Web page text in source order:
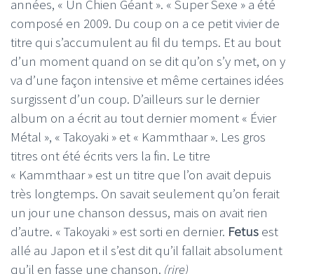
années, « Un Chien Géant ». « Super Sexe » a été
composé en 2009. Du coup on a ce petit vivier de
titre qui s’accumulent au fil du temps. Et au bout
d’un moment quand on se dit qu’on s’y met, on y
va d’une façon intensive et même certaines idées
surgissent d’un coup. D’ailleurs sur le dernier
album on a écrit au tout dernier moment « Évier
Métal », « Takoyaki » et « Kammthaar ». Les gros
titres ont été écrits vers la fin. Le titre
« Kammthaar » est un titre que l’on avait depuis
très longtemps. On savait seulement qu’on ferait
un jour une chanson dessus, mais on avait rien
d’autre. « Takoyaki » est sorti en dernier. Fetus est
allé au Japon et il s’est dit qu’il fallait absolument
qu’il en fasse une chanson. (rire)